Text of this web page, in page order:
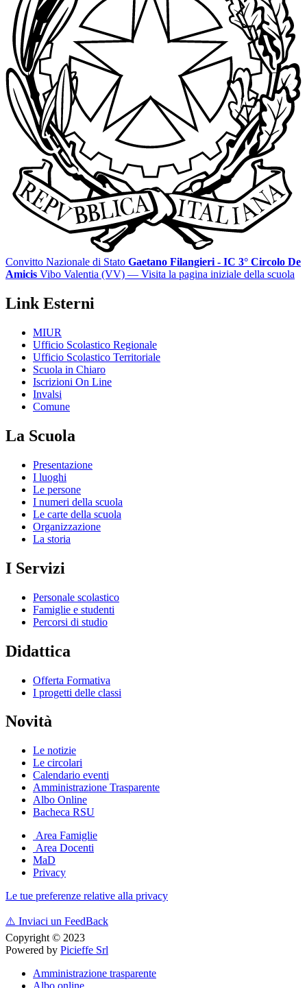
Convitto Nazionale di Stato Gaetano Filangieri - IC 3° Circolo De
Amicis Vibo Valentia (VV) — Visita la pagina iniziale della scuola
Link Esterni
MIUR
Ufficio Scolastico Regionale
Ufficio Scolastico Territoriale
Scuola in Chiaro
Iscrizioni On Line
Invalsi
Comune
La Scuola
Presentazione
I luoghi
Le persone
I numeri della scuola
Le carte della scuola
Organizzazione
La storia
I Servizi
Personale scolastico
Famiglie e studenti
Percorsi di studio
Didattica
Offerta Formativa
I progetti delle classi
Novità
Le notizie
Le circolari
Calendario eventi
Amministrazione Trasparente
Albo Online
Bacheca RSU
Area Famiglie
Area Docenti
MaD
Privacy
Le tue preferenze relative alla privacy
⚠️ Inviaci un FeedBack
Copyright © 2023
Powered by Picieffe Srl
Amministrazione trasparente